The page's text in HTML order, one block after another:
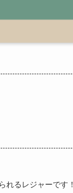
れるレジャーです！